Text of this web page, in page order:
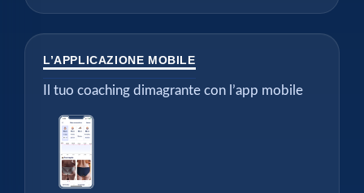
L’APPLICAZIONE MOBILE
Il tuo coaching dimagrante con l’app mobile